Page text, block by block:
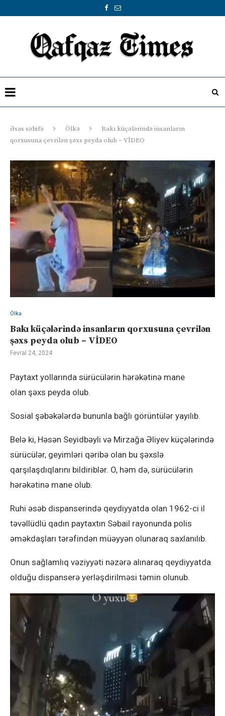
Əsas səhifə Ölkə
Bakı küçələrində insanların
qorxusuna çevrilən şəxs peyda olub – VİDEO
Ölkə
Bakı küçələrində insanların qorxusuna çevrilən
şəxs peyda olub – VİDEO
Fevral 24, 2024
Paytaxt yollarında sürücülərin hərəkətinə mane
olan şəxs peyda olub.
Sosial şəbəkələrdə bununla bağlı görüntülər yayılıb.
Belə ki, Həsən Seyidbəyli və Mirzağa Əliyev küçələrində
sürücülər, geyimləri qəribə olan bu şəxslə
qarşılaşdıqlarını bildiriblər. O, həm də, sürücülərin
hərəkətinə mane olub.
Ruhi əsəb dispanserində qeydiyyatda olan 1962-ci il
təvəllüdlü qadın paytaxtın Səbail rayonunda polis
əməkdaşları tərəfindən müəyyən olunaraq saxlanılıb.
Onun sağlamlıq vəziyyəti nəzərə alınaraq qeydiyyatda
olduğu dispanserə yerləşdirilməsi təmin olunub.